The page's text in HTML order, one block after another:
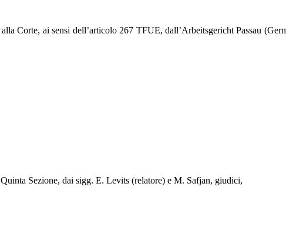
Corte, ai sensi dell’articolo 267 TFUE, dall’Arbeitsgericht Passau
Sezione, dai sigg. E. Levits (relatore) e M. Safjan, giudici,